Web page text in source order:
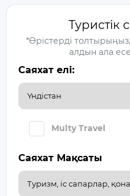
Туристік
*Өрістерді
алдын ала
Саяхат елі:
Multy Travel
Саяхат Мақсаты